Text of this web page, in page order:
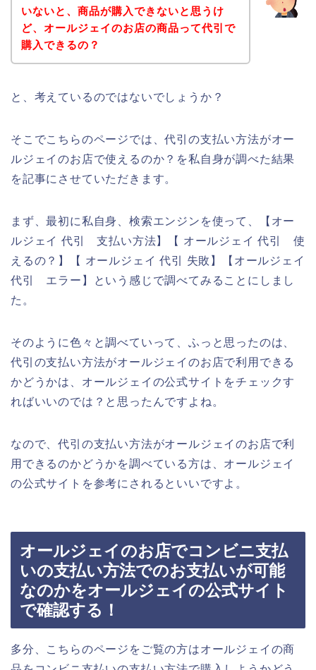
いないと、商品が購入できないと思うけ
ど、オールジェイのお店の商品って代引で
購入できるの？
と、考えているのではないでしょうか？
そこでこちらのページでは、代引の支払い方法がオー
ルジェイのお店で使えるのか？を私自身が調べた結果
を記事にさせていただきます。
まず、最初に私自身、検索エンジンを使って、【オー
ルジェイ 代引 支払い方法】【 オールジェイ 代引 使
えるの？】【 オールジェイ 代引 失敗】【オールジェイ
代引 エラー】という感じで調べてみることにしまし
た。
そのように色々と調べていって、ふっと思ったのは、
代引の支払い方法がオールジェイのお店で利用できる
かどうかは、オールジェイの公式サイトをチェックす
ればいいのでは？と思ったんですよね。
なので、代引の支払い方法がオールジェイのお店で利
用できるのかどうかを調べている方は、オールジェイ
の公式サイトを参考にされるといいですよ。
オールジェイのお店でコンビニ支払
いの支払い方法でのお支払いが可能
なのかをオールジェイの公式サイト
で確認する！
多分、こちらのページをご覧の方はオールジェイの商